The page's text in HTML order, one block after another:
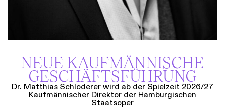
NEUE KAUF­MÄNNISCHE
GESCHÄFTS­FÜHRUNG
Dr. Matthias Schloderer wird ab der Spielzeit 2026/27
Kaufmännischer Direktor der Hamburgischen
Staatsoper